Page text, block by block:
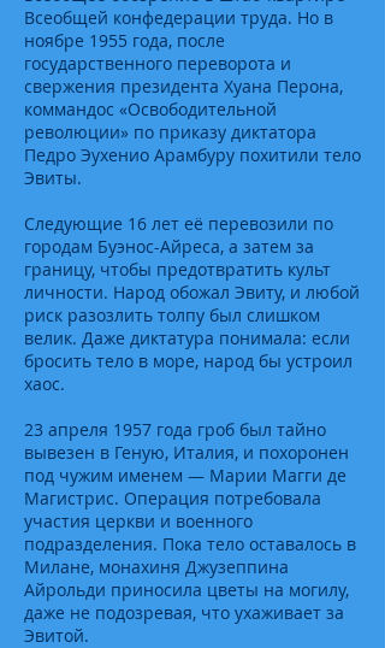
Всеобщей конфедерации труда. Но в
ноябре 1955 года, после
государственного переворота и
свержения президента Хуана Перона,
коммандос «Освободительной
революции» по приказу диктатора
Педро Эухенио Арамбуру похитили тело
Эвиты.
Следующие 16 лет её перевозили по
городам Буэнос-Айреса, а затем за
границу, чтобы предотвратить культ
личности. Народ обожал Эвиту, и любой
риск разозлить толпу был слишком
велик. Даже диктатура понимала: если
бросить тело в море, народ бы устроил
хаос.
23 апреля 1957 года гроб был тайно
вывезен в Геную, Италия, и похоронен
под чужим именем — Марии Магги де
Магистрис. Операция потребовала
участия церкви и военного
подразделения. Пока тело оставалось в
Милане, монахиня Джузеппина
Айрольди приносила цветы на могилу,
даже не подозревая, что ухаживает за
Эвитой.